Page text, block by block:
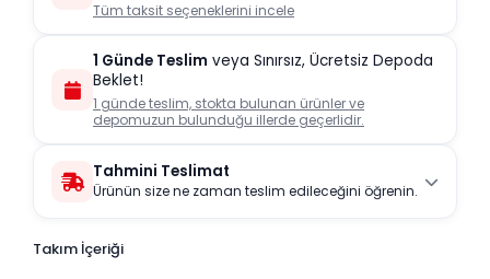
Tüm taksit seçeneklerini incele
1 Günde Teslim veya Sınırsız, Ücretsiz Depoda
Beklet!
1 günde teslim, stokta bulunan ürünler ve
depomuzun bulunduğu illerde geçerlidir.
Tahmini Teslimat
Ürünün size ne zaman teslim edileceğini öğrenin.
Takım İçeriği